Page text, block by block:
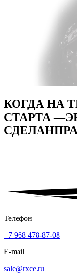
КОГДА НА
СТАРТА —
СДЕЛАН
Телефон
+7 968 478-87-08
E-mail
sale@rxce.ru